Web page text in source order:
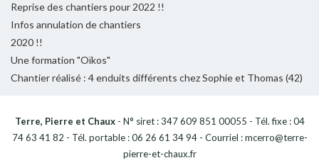
Reprise des chantiers pour 2022 !!
Infos annulation de chantiers
2020 !!
Une formation "Oïkos"
Chantier réalisé : 4 enduits différents chez Sophie et Thomas (42)
Terre, Pierre et Chaux- N° siret : 347 609 851 00055 - Tél. fixe : 04
74 63 41 82 - Tél. portable : 06 26 61 34 94 - Courriel : mcerro@terre-
pierre-et-chaux.fr